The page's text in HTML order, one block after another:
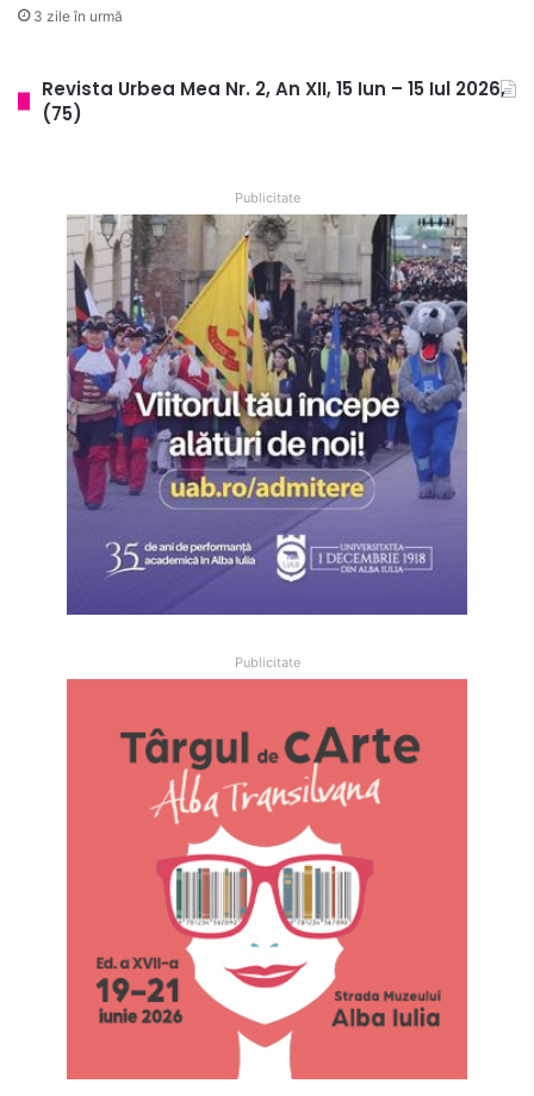
3 zile în urmă
Revista Urbea Mea Nr. 2, An XII, 15 Iun – 15 Iul 2026,
(75)
Publicitate
Publicitate